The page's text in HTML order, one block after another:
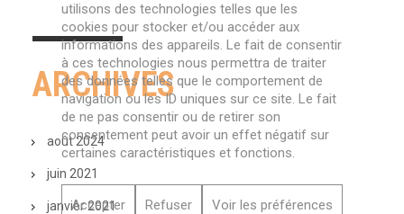
utilisons des technologies telles que les
cookies pour stocker et/ou accéder aux
informations des appareils. Le fait de consentir
à ces technologies nous permettra de traiter
des données telles que le comportement de
navigation ou les ID uniques sur ce site. Le fait
de ne pas consentir ou de retirer son
consentement peut avoir un effet négatif sur
certaines caractéristiques et fonctions.
Accepter Refuser Voir les préférences
ARCHIVES
août 2024
juin 2021
janvier 2021